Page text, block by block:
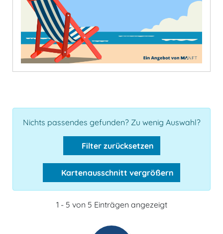
Nichts passendes gefunden? Zu wenig Auswahl?
Filter zurücksetzen
Kartenausschnitt vergrößern
1 - 5 von 5 Einträgen angezeigt